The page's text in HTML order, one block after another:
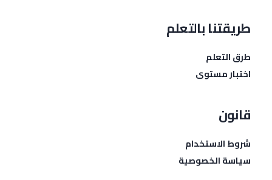
طريقتنا بالتعلم
طرق التعلم
اختبار مستوى
قانون
شروط الاستخدام
سياسة الخصوصية